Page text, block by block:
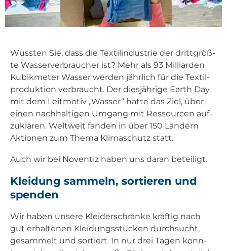
Wuss­ten Sie, dass die Tex­til­in­dus­trie der dritt­größ­
te Was­ser­ver­brau­cher ist? Mehr als 93 Mil­li­ar­den
Kubik­me­ter Was­ser wer­den jähr­lich für die Tex­til­
pro­duk­ti­on ver­braucht. Der dies­jäh­ri­ge Earth Day
mit dem Leit­mo­tiv „Was­ser“ hat­te das Ziel, über
einen nach­hal­ti­gen Umgang mit Res­sour­cen auf­
zu­klä­ren. Welt­weit fan­den in über 150 Län­dern
Aktio­nen zum The­ma Kli­ma­schutz statt.
Auch wir bei Noven­tiz haben uns dar­an betei­ligt.
Klei­dung sam­meln, sor­tie­ren und
spen­den
Wir haben unse­re Klei­der­schrän­ke kräf­tig nach
gut erhal­te­nen Klei­dungs­stü­cken durch­sucht,
gesam­melt und sor­tiert. In nur drei Tagen konn­